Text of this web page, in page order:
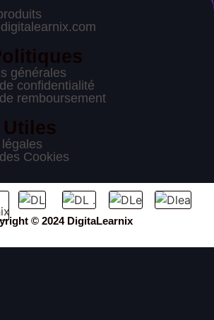
générales
confidentialité
remboursement
Cookies
© 2024 DigitaLearnix